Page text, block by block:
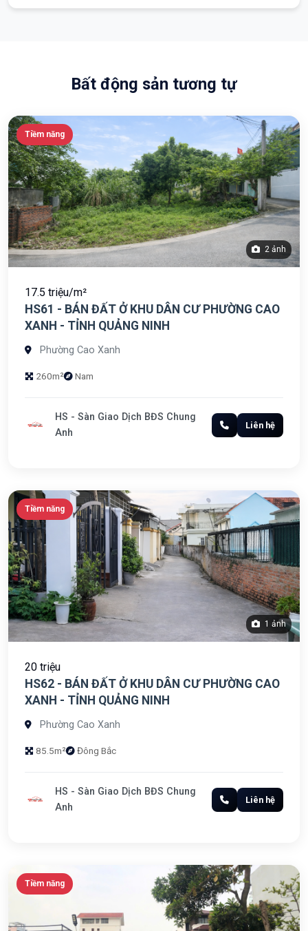
Bất động sản tương tự
Tiềm năng
2 ảnh
17.5 triệu/m²
HS61 - BÁN ĐẤT Ở KHU DÂN CƯ PHƯỜNG CAO
XANH - TỈNH QUẢNG NINH
Phường Cao Xanh
260m² Nam
HS - Sàn Giao Dịch BĐS Chung
Anh
Liên hệ
Tiềm năng
1 ảnh
20 triệu
HS62 - BÁN ĐẤT Ở KHU DÂN CƯ PHƯỜNG CAO
XANH - TỈNH QUẢNG NINH
Phường Cao Xanh
85.5m² Đông Bắc
HS - Sàn Giao Dịch BĐS Chung
Anh
Liên hệ
Tiềm năng